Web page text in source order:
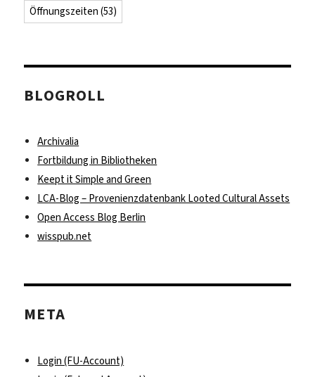
Öffnungszeiten (53)
BLOGROLL
Archivalia
Fortbildung in Bibliotheken
Keept it Simple and Green
LCA-Blog – Provenienzdatenbank Looted Cultural Assets
Open Access Blog Berlin
wisspub.net
META
Login (FU-Account)